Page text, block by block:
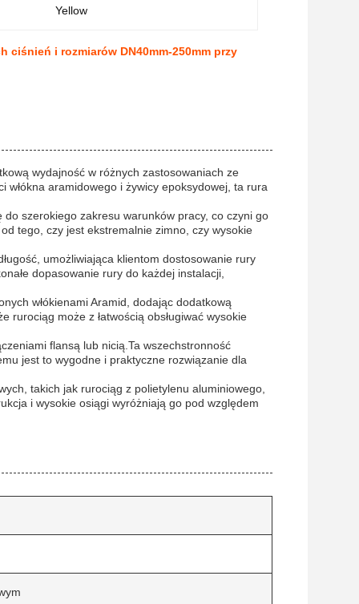
Yellow
i rozmiarów DN40mm-250mm przy
wydajność w różnych zastosowaniach ze
włókna aramidowego i żywicy epoksydowej, ta rura
szerokiego zakresu warunków pracy, co czyni go
tego, czy jest ekstremalnie zimno, czy wysokie
umożliwiająca klientom dostosowanie rury
dopasowanie rury do każdej instalacji,
włókienami Aramid, dodając dodatkową
rurociąg może z łatwością obsługiwać wysokie
flansą lub nicią.Ta wszechstronność
jest to wygodne i praktyczne rozwiązanie dla
takich jak rurociąg z polietylenu aluminiowego,
i wysokie osiągi wyróżniają go pod względem